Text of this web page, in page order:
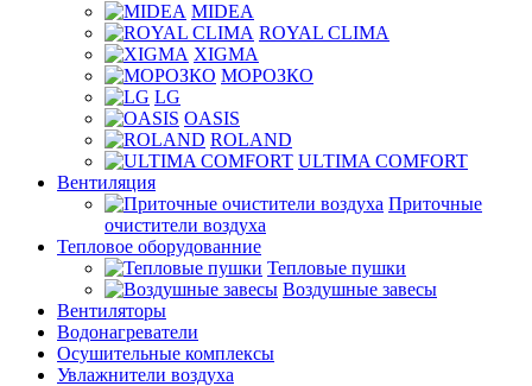
MIDEA
ROYAL CLIMA
XIGMA
МОРОЗКО
LG
OASIS
ROLAND
ULTIMA COMFORT
Вентиляция
Приточные
очистители воздуха
Тепловое оборудованние
Тепловые пушки
Воздушные завесы
Вентиляторы
Водонагреватели
Осушительные комплексы
Увлажнители воздуха